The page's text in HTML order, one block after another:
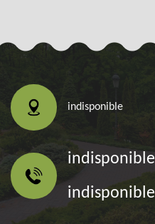
indisponible
indisponible
indisponible